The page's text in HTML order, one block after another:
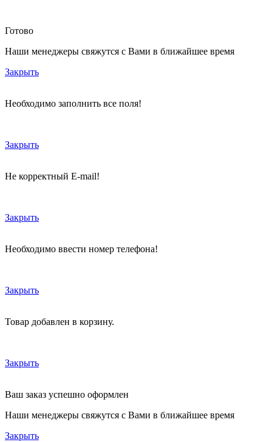
Готово
Наши менеджеры свяжутся с Вами в ближайшее время
Закрыть
Необходимо заполнить все поля!
Закрыть
Не корректный E-mail!
Закрыть
Необходимо ввести номер телефона!
Закрыть
Товар добавлен в корзину.
Закрыть
Ваш заказ успешно оформлен
Наши менеджеры свяжутся с Вами в ближайшее время
Закрыть